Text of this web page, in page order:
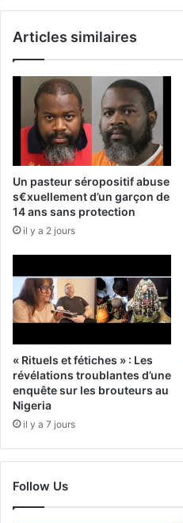
Articles similaires
Un pasteur séropositif abuse
s€xuellement d’un garçon de
14 ans sans protection
il y a 2 jours
« Rituels et fétiches » : Les
révélations troublantes d’une
enquête sur les brouteurs au
Nigeria
il y a 7 jours
Follow Us